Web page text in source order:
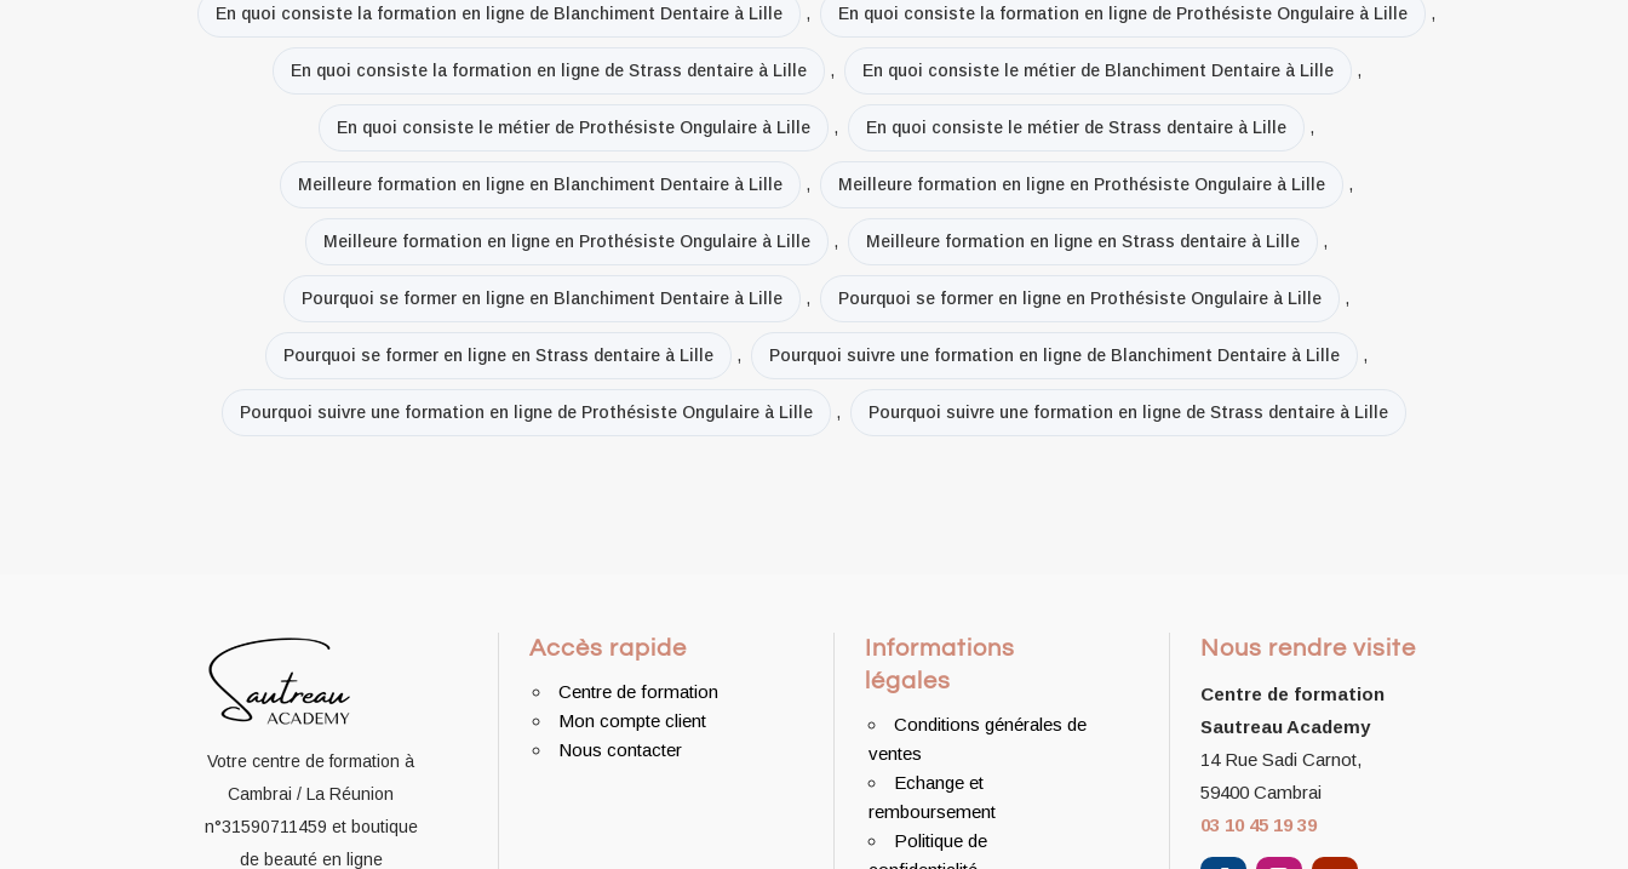
En quoi consiste la formation en ligne de Blanchiment Dentaire à Lille , En quoi consiste la formation en ligne de Prothésiste Ongulaire à Lille ,
En quoi consiste la formation en ligne de Strass dentaire à Lille , En quoi consiste le métier de Blanchiment Dentaire à Lille ,
En quoi consiste le métier de Prothésiste Ongulaire à Lille , En quoi consiste le métier de Strass dentaire à Lille ,
Meilleure formation en ligne en Blanchiment Dentaire à Lille , Meilleure formation en ligne en Prothésiste Ongulaire à Lille ,
Meilleure formation en ligne en Prothésiste Ongulaire à Lille , Meilleure formation en ligne en Strass dentaire à Lille ,
Pourquoi se former en ligne en Blanchiment Dentaire à Lille , Pourquoi se former en ligne en Prothésiste Ongulaire à Lille ,
Pourquoi se former en ligne en Strass dentaire à Lille , Pourquoi suivre une formation en ligne de Blanchiment Dentaire à Lille ,
Pourquoi suivre une formation en ligne de Prothésiste Ongulaire à Lille , Pourquoi suivre une formation en ligne de Strass dentaire à Lille
Votre centre de formation à
Cambrai / La Réunion
n°31590711459 et boutique
de beauté en ligne
Accès rapide
Centre de formation
Mon compte client
Nous contacter
Informations
légales
Conditions générales de
ventes
Echange et
remboursement
Politique de
Nous rendre visite
Centre de formation
Sautreau Academy
14 Rue Sadi Carnot,
59400 Cambrai
03 10 45 19 39